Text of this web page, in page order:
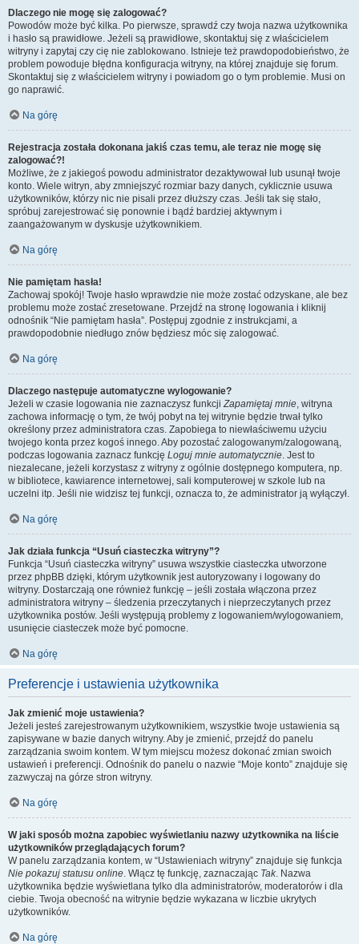
Dlaczego nie mogę się zalogować?
Powodów może być kilka. Po pierwsze, sprawdź czy twoja nazwa użytkownika
i hasło są prawidłowe. Jeżeli są prawidłowe, skontaktuj się z właścicielem
witryny i zapytaj czy cię nie zablokowano. Istnieje też prawdopodobieństwo, że
problem powoduje błędna konfiguracja witryny, na której znajduje się forum.
Skontaktuj się z właścicielem witryny i powiadom go o tym problemie. Musi on
go naprawić.
Na górę
Rejestracja została dokonana jakiś czas temu, ale teraz nie mogę się
zalogować?!
Możliwe, że z jakiegoś powodu administrator dezaktywował lub usunął twoje
konto. Wiele witryn, aby zmniejszyć rozmiar bazy danych, cyklicznie usuwa
użytkowników, którzy nic nie pisali przez dłuższy czas. Jeśli tak się stało,
spróbuj zarejestrować się ponownie i bądź bardziej aktywnym i
zaangażowanym w dyskusje użytkownikiem.
Na górę
Nie pamiętam hasła!
Zachowaj spokój! Twoje hasło wprawdzie nie może zostać odzyskane, ale bez
problemu może zostać zresetowane. Przejdź na stronę logowania i kliknij
odnośnik “Nie pamiętam hasła”. Postępuj zgodnie z instrukcjami, a
prawdopodobnie niedługo znów będziesz móc się zalogować.
Na górę
Dlaczego następuje automatyczne wylogowanie?
Jeżeli w czasie logowania nie zaznaczysz funkcjiZapamiętaj mnie, witryna
zachowa informację o tym, że twój pobyt na tej witrynie będzie trwał tylko
określony przez administratora czas. Zapobiega to niewłaściwemu użyciu
twojego konta przez kogoś innego. Aby pozostać zalogowanym/zalogowaną,
podczas logowania zaznacz funkcję Loguj mnie automatycznie. Jest to
niezalecane, jeżeli korzystasz z witryny z ogólnie dostępnego komputera, np.
w bibliotece, kawiarence internetowej, sali komputerowej w szkole lub na
uczelni itp. Jeśli nie widzisz tej funkcji, oznacza to, że administrator ją wyłączył.
Na górę
Jak działa funkcja “Usuń ciasteczka witryny”?
Funkcja “Usuń ciasteczka witryny” usuwa wszystkie ciasteczka utworzone
przez phpBB dzięki, którym użytkownik jest autoryzowany i logowany do
witryny. Dostarczają one również funkcję – jeśli została włączona przez
administratora witryny – śledzenia przeczytanych i nieprzeczytanych przez
użytkownika postów. Jeśli występują problemy z logowaniem/wylogowaniem,
usunięcie ciasteczek może być pomocne.
Na górę
Preferencje i ustawienia użytkownika
Jak zmienić moje ustawienia?
Jeżeli jesteś zarejestrowanym użytkownikiem, wszystkie twoje ustawienia są
zapisywane w bazie danych witryny. Aby je zmienić, przejdź do panelu
zarządzania swoim kontem. W tym miejscu możesz dokonać zmian swoich
ustawień i preferencji. Odnośnik do panelu o nazwie “Moje konto” znajduje się
zazwyczaj na górze stron witryny.
Na górę
W jaki sposób można zapobiec wyświetlaniu nazwy użytkownika na liście
użytkowników przeglądających forum?
W panelu zarządzania kontem, w “Ustawieniach witryny” znajduje się funkcja
Nie pokazuj statusu online. Włącz tę funkcję, zaznaczając Tak. Nazwa
użytkownika będzie wyświetlana tylko dla administratorów, moderatorów i dla
ciebie. Twoja obecność na witrynie będzie wykazana w liczbie ukrytych
użytkowników.
Na górę